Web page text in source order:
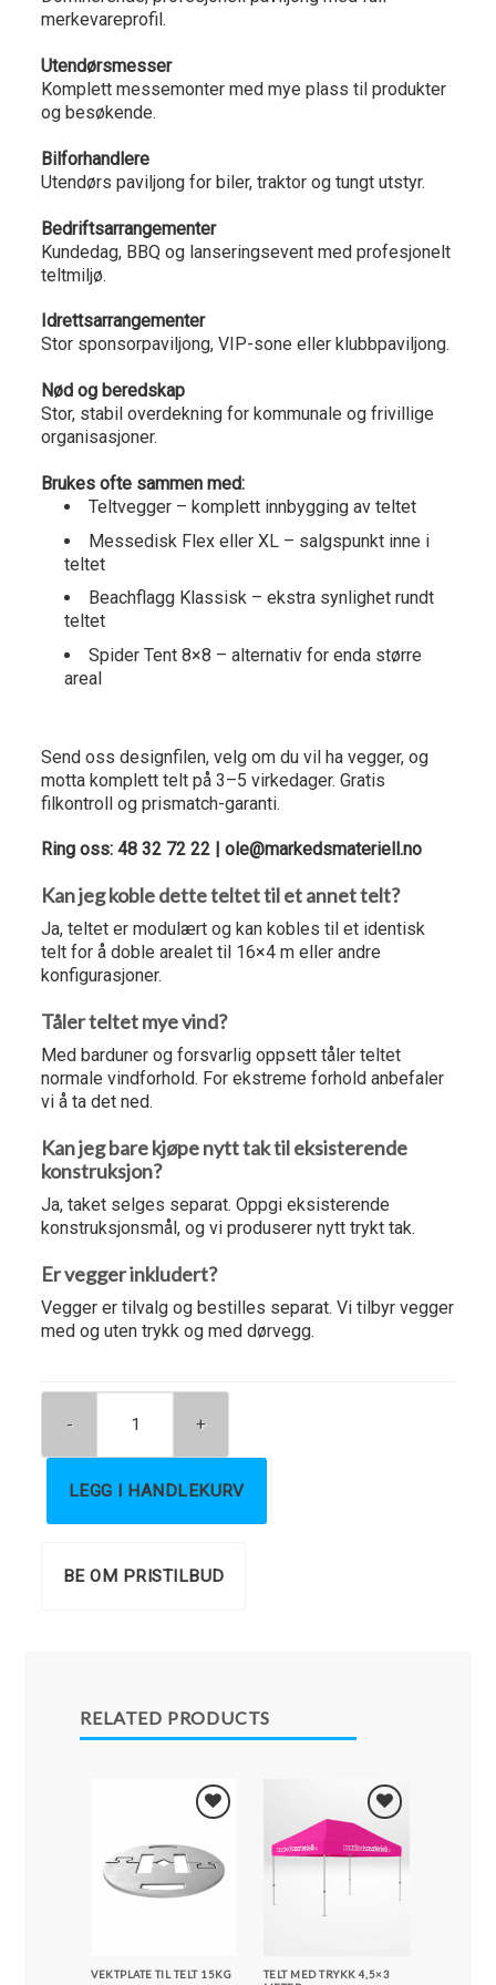
merkevareprofil.
Utendørsmesser
Komplett messemonter med mye plass til produkter
og besøkende.
Bilforhandlere
Utendørs paviljong for biler, traktor og tungt utstyr.
Bedriftsarrangementer
Kundedag, BBQ og lanseringsevent med profesjonelt
teltmiljø.
Idrettsarrangementer
Stor sponsorpaviljong, VIP-sone eller klubbpaviljong.
Nød og beredskap
Stor, stabil overdekning for kommunale og frivillige
organisasjoner.
Brukes ofte sammen med:
Teltvegger – komplett innbygging av teltet
Messedisk Flex eller XL – salgspunkt inne i
teltet
Beachflagg Klassisk – ekstra synlighet rundt
teltet
Spider Tent 8×8 – alternativ for enda større
areal
Send oss designfilen, velg om du vil ha vegger, og
motta komplett telt på 3–5 virkedager. Gratis
filkontroll og prismatch-garanti.
Ring oss: 48 32 72 22 | ole@markedsmateriell.no
Kan jeg koble dette teltet til et annet telt?
Ja, teltet er modulært og kan kobles til et identisk
telt for å doble arealet til 16×4 m eller andre
konfigurasjoner.
Tåler teltet mye vind?
Med barduner og forsvarlig oppsett tåler teltet
normale vindforhold. For ekstreme forhold anbefaler
vi å ta det ned.
Kan jeg bare kjøpe nytt tak til eksisterende
konstruksjon?
Ja, taket selges separat. Oppgi eksisterende
konstruksjonsmål, og vi produserer nytt trykt tak.
Er vegger inkludert?
Vegger er tilvalg og bestilles separat. Vi tilbyr vegger
med og uten trykk og med dørvegg.
LEGG I HANDLEKURV
BE OM PRISTILBUD
RELATED PRODUCTS
Legg i
VEKTPLATE TIL TELT 15KG
Legg i
Favoritter
TELT MED TRYKK 4,5×3